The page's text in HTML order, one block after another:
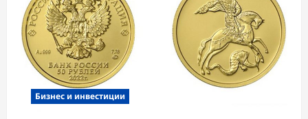
Бизнес и инвестиции